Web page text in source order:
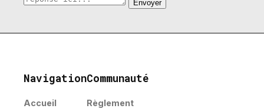
Envoyer
Navigation
Accueil
Communauté
Règlement